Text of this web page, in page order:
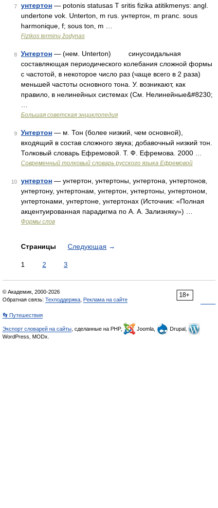
7 унтертон — potonis statusas T sritis fizika atitikmenys: angl.
undertone vok. Unterton, m rus. унтертон, m pranc. sous
harmonique, f; sous ton, m …
Fizikos terminų žodynas
8 Унтертон — (нем. Unterton) синусоидальная
составляющая периодического колебания сложной формы
с частотой, в некоторое число раз (чаще всего в 2 раза)
меньшей частоты основного тона. У. возникают, как
правило, в нелинейных системах (См. Нелинейные&#8230;
Большая советская энциклопедия
9 Унтертон — м. Тон (более низкий, чем основной),
входящий в состав сложного звука; добавочный низкий тон.
Толковый словарь Ефремовой. Т. Ф. Ефремова. 2000 …
Современный толковый словарь русского языка Ефремовой
10 унтертон — унтертон, унтертоны, унтертона, унтертонов,
унтертону, унтертонам, унтертон, унтертоны, унтертоном,
унтертонами, унтертоне, унтертонах (Источник: «Полная
акцентуированная парадигма по А. А. Зализняку») …
Формы слов
Страницы Следующая →
1 2 3
18+
© Академик, 2000-2026
Обратная связь: Техподдержка Реклама на сайте
👣 Путешествия
Экспорт словарей на сайты , сделанные на PHP, Joomla,
Drupal,
WordPress, MODx.